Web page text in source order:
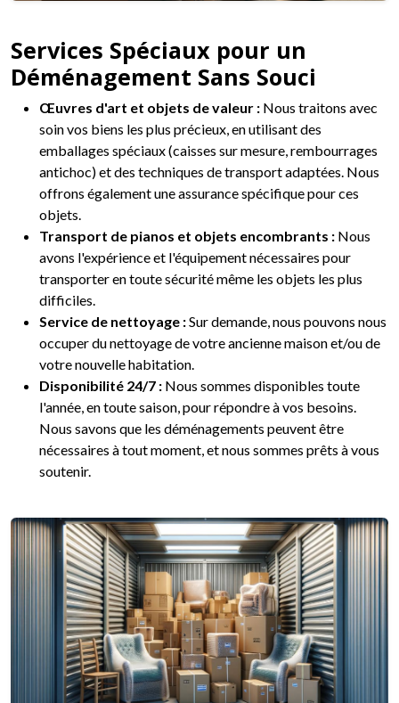
Services Spéciaux pour un
Déménagement Sans Souci
Œuvres d'art et objets de valeur : Nous traitons avec
soin vos biens les plus précieux, en utilisant des
emballages spéciaux (caisses sur mesure, rembourrages
antichoc) et des techniques de transport adaptées. Nous
offrons également une assurance spécifique pour ces
objets.
Transport de pianos et objets encombrants : Nous
avons l'expérience et l'équipement nécessaires pour
transporter en toute sécurité même les objets les plus
difficiles.
Service de nettoyage :Sur demande, nous pouvons nous
occuper du nettoyage de votre ancienne maison et/ou de
votre nouvelle habitation.
Disponibilité 24/7 : Nous sommes disponibles toute
l'année, en toute saison, pour répondre à vos besoins.
Nous savons que les déménagements peuvent être
nécessaires à tout moment, et nous sommes prêts à vous
soutenir.